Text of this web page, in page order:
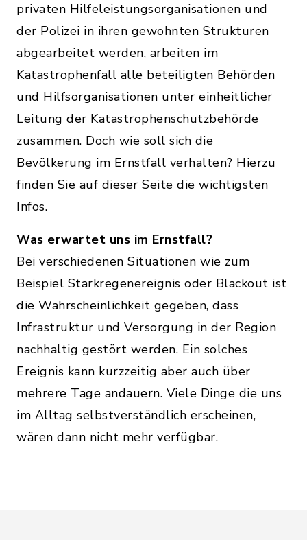
privaten Hilfeleistungsorganisationen und
der Polizei in ihren gewohnten Strukturen
abgearbeitet werden, arbeiten im
Katastrophenfall alle beteiligten Behörden
und Hilfsorganisationen unter einheitlicher
Leitung der Katastrophenschutzbehörde
zusammen. Doch wie soll sich die
Bevölkerung im Ernstfall verhalten? Hierzu
finden Sie auf dieser Seite die wichtigsten
Infos.
Was erwartet uns im Ernstfall?
Bei verschiedenen Situationen wie zum
Beispiel Starkregenereignis oder Blackout ist
die Wahrscheinlichkeit gegeben, dass
Infrastruktur und Versorgung in der Region
nachhaltig gestört werden. Ein solches
Ereignis kann kurzzeitig aber auch über
mehrere Tage andauern. Viele Dinge die uns
im Alltag selbstverständlich erscheinen,
wären dann nicht mehr verfügbar.